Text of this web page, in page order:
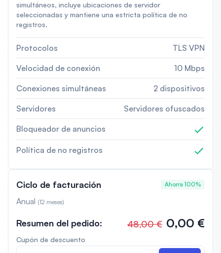
simultáneos, incluye ubicaciones de servidor
seleccionadas y mantiene una estricta política de no
registros.
Protocolos TLS VPN
Velocidad de conexión 10 Mbps
Conexiones simultáneas 2 dispositivos
Servidores Servidores ofuscados
Bloqueador de anuncios
Política de no registros
Ciclo de facturación Ahorra 100%
Anual (12 meses)
Resumen del pedido: 48,00 € 0,00 €
Cupón de descuento